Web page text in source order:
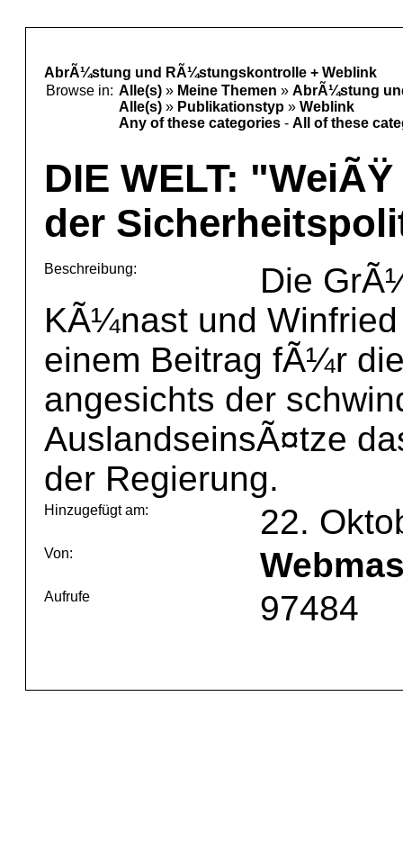
AbrÃ¼stung und RÃ¼stungskontrolle + Weblink
Browse in: Alle(s) » Meine Themen » AbrÃ¼stung
Alle(s) » Publikationstyp » Weblink
Any of these categories - All of these
DIE WELT:
der
Beschreibung:
Die
KÃ¼nast und
einem Beitrag fÃ¼r
angesichts der
AuslandseinsÃ¤tze
der Regierung.
Hinzugefügt am: 22.
Von:
Aufrufe 97484